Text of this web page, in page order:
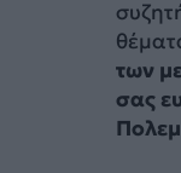
των
σας